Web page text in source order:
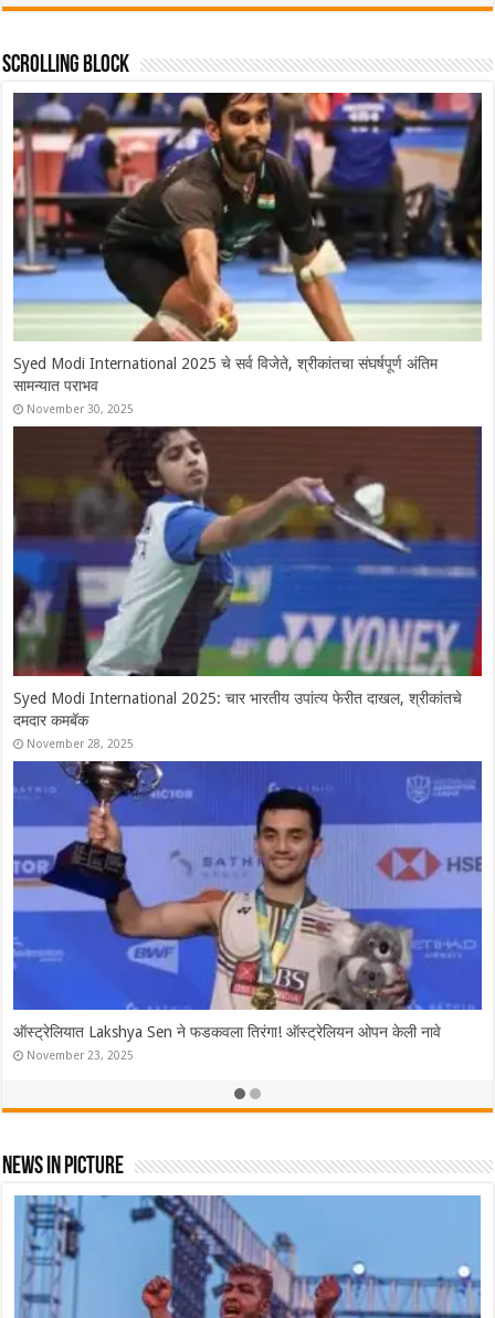
Scrolling Block
Syed Modi International 2025 चे सर्व विजेते, श्रीकांतचा संघर्षपूर्ण अंतिम
सामन्यात पराभव
November 30, 2025
Syed Modi International 2025: चार भारतीय उपांत्य फेरीत दाखल, श्रीकांतचे
दमदार कमबॅक
November 28, 2025
ऑस्ट्रेलियात Lakshya Sen ने फडकवला तिरंगा! ऑस्ट्रेलियन ओपन केली नावे
November 23, 2025
News In Picture